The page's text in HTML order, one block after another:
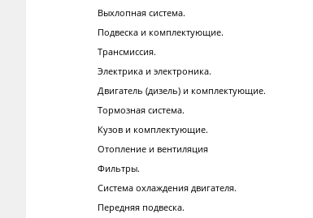
Выхлопная система.
Подвеска и комплектующие.
Трансмиссия.
Электрика и электроника.
Двигатель (дизель) и комплектующие.
Тормозная система.
Кузов и комплектующие.
Отопление и вентиляция
Фильтры.
Система охлаждения двигателя.
Передняя подвеска.